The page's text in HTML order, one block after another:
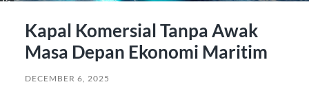
Kapal Komersial Tanpa Awak
Masa Depan Ekonomi Maritim
DECEMBER 6, 2025